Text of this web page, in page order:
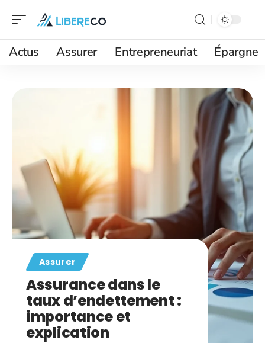
Actus Assurer Entrepreneuriat Épargne
Assurer
Assurance dans le
taux d’endettement :
importance et
explication